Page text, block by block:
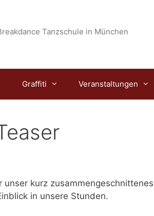
Tanzschule in München
Graffiti Veranstaltungen
unser kurz
in unsere Stunden.